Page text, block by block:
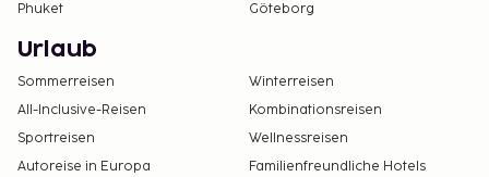
Phuket
Göteborg
Urlaub
Sommerreisen
Winterreisen
All-Inclusive-Reisen
Kombinationsreisen
Sportreisen
Wellnessreisen
Autoreise in Europa
Familienfreundliche Hotels